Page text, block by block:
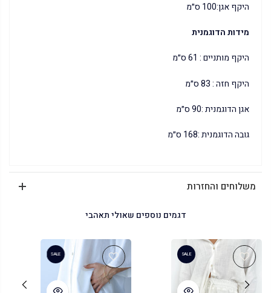
היקף אגן:100 ס״מ
מידות הדוגמנית
היקף מותניים : 61 ס״מ
היקף חזה : 83 ס״מ
אגן הדוגמנית :90 ס״מ
גובה הדוגמנית :168 ס״מ
משלוחים והחזרות
דגמים נוספים שאולי תאהבי
SALE
SALE